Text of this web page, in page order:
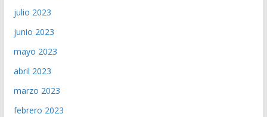
julio 2023
junio 2023
mayo 2023
abril 2023
marzo 2023
febrero 2023